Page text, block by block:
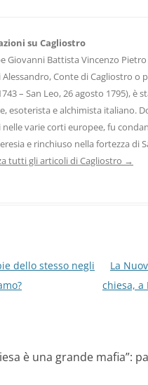
su Cagliostro
Giovanni Battista Vincenzo
Conte di Cagliostro o
– San Leo, 26 agosto 1795),
esoterista e alchimista italiano.
varie corti europee, fu
e rinchiuso nella fortezza di
tutti gli articoli di Cagliostro →
dello stesso negli
La
chiesa, a
è una grande mafia”: